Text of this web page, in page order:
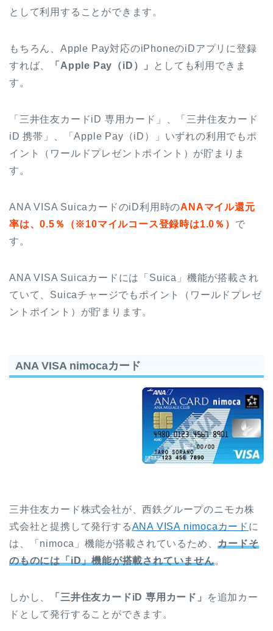
として利用することができます。
もちろん、Apple Pay対応のiPhoneのiDアプリに登録
すれば、
「Apple Pay（iD）」
としても利用できま
す。
「三井住友カードiD 専用カード」、「三井住友カード
iD 携帯」、「Apple Pay（iD）」いずれの利用でもポ
イント（ワールドプレゼントポイント）が貯まりま
す。
ANA VISA SuicaカードのiD利用時のANAマイル還元
率は、0.5％（※10マイルコース登録時は1.0％） で
す。
ANA VISA Suicaカードには「Suica」機能が搭載され
ていて、Suicaチャージでもポイント（ワールドプレゼ
ントポイント）が貯まります。
ANA VISA nimocaカード
三井住友カード株式会社が、西鉄グループのニモカ株
式会社と提携して発行するANA VISA nimocaカード に
は、「nimoca」機能が搭載されているため、カードそ
のものには「iD」機能が搭載されていません。
しかし、 「三井住友カードiD 専用カード」
を追加カー
ドとして発行することができます。